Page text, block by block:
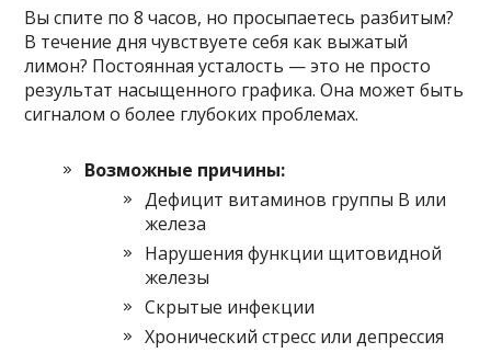
Вы спите по 8 часов, но просыпаетесь разбитым?
В течение дня чувствуете себя как выжатый
лимон? Постоянная усталость — это не просто
результат насыщенного графика. Она может быть
сигналом о более глубоких проблемах.
Возможные причины:
Дефицит витаминов группы B или
железа
Нарушения функции щитовидной
железы
Скрытые инфекции
Хронический стресс или депрессия